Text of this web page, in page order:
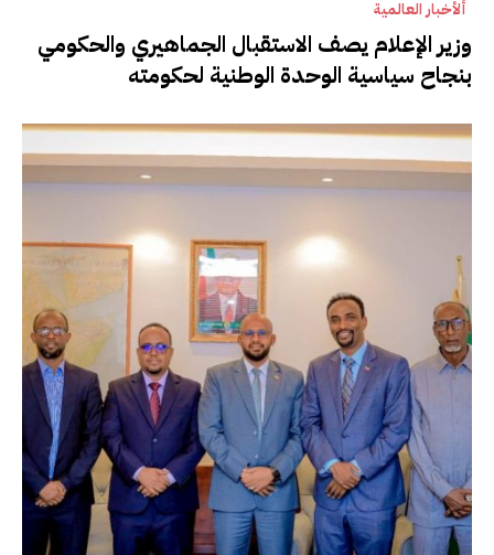
ألأخبار العالمية
وزير الإعلام يصف الاستقبال الجماهيري والحكومي
بنجاح سياسية الوحدة الوطنية لحكومته